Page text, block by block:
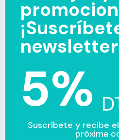
5%
Suscríbete y recibe
próxima